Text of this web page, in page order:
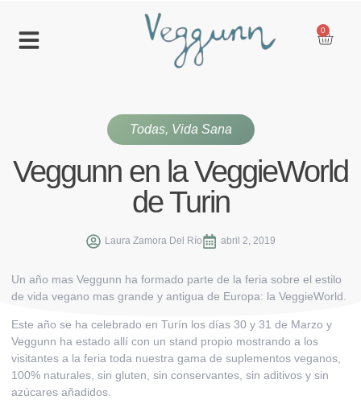
0
Todas, Vida Sana
Veggunn en la VeggieWorld
de Turin
Laura Zamora Del Río abril 2, 2019
Un año mas Veggunn ha formado parte de la feria sobre el estilo
de vida vegano mas grande y antigua de Europa: la VeggieWorld.
Este año se ha celebrado en Turín los días 30 y 31 de Marzo y
Veggunn ha estado allí con un stand propio mostrando a los
visitantes a la feria toda nuestra gama de suplementos veganos,
100% naturales, sin gluten, sin conservantes, sin aditivos y sin
azúcares añadidos.